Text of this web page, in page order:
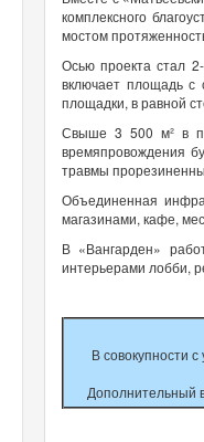
комплексного
мостом
Осью проекта стал
включает площадь с
площадки, в равной
Свыше 3 500 м² в
времяпровождения
травмы
Объединенная
магазинами, кафе,
В «Вангарден»
интерьерами лобби,
В совокупности
Дополнительный